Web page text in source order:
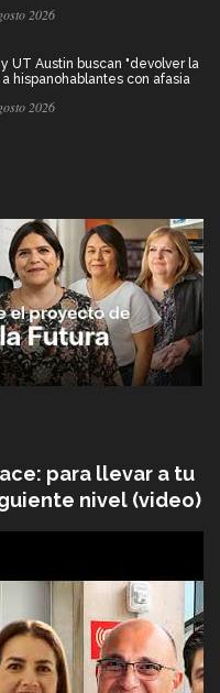
2026
UT Austin buscan "devolver la
hispanohablantes con afasia
2026
para llevar a tu
nivel (video)